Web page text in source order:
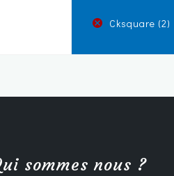
Cksquare (2)
sommes nous ?